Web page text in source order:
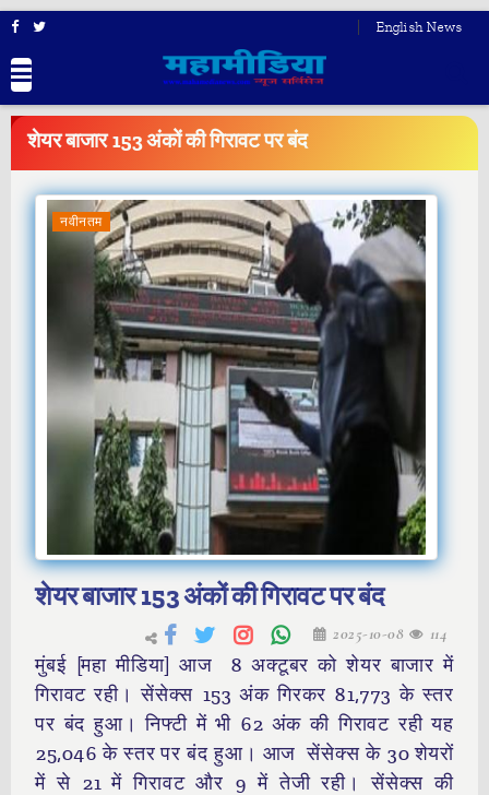
English News
BREAKINGNEWS
शेयर बाजार 153 अंकों की गिरावट पर बंद
नवीनतम
शेयर बाजार 153 अंकों की गिरावट पर बंद
2025-10-08 114
मुंबई [महा मीडिया] आज 8 अक्टूबर को शेयर बाजार में
गिरावट रही। सेंसेक्स 153 अंक गिरकर 81,773 के स्तर
पर बंद हुआ। निफ्टी में भी 62 अंक की गिरावट रही यह
25,046 के स्तर पर बंद हुआ। आज सेंसेक्स के 30 शेयरों
में से 21 में गिरावट और 9 में तेजी रही। सेंसेक्स की